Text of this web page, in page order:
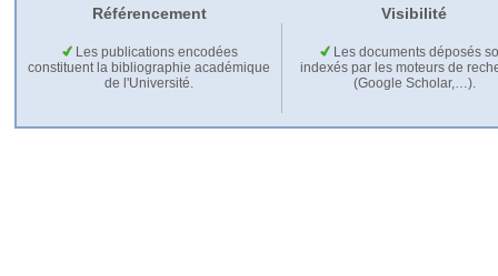
Référencement Visibilité
Les publications encodées
constituent la bibliographie académique
de l'Université.
Les documents déposés
indexés par les moteurs de
(Google Scholar,…).